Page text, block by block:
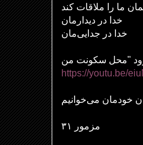
ما را ملاقات کند
خدا در دیدارمان
خدا در جدایی‌مان
https://youtu.be/
خودمان می‌خوانیم
مزمور ۳۱